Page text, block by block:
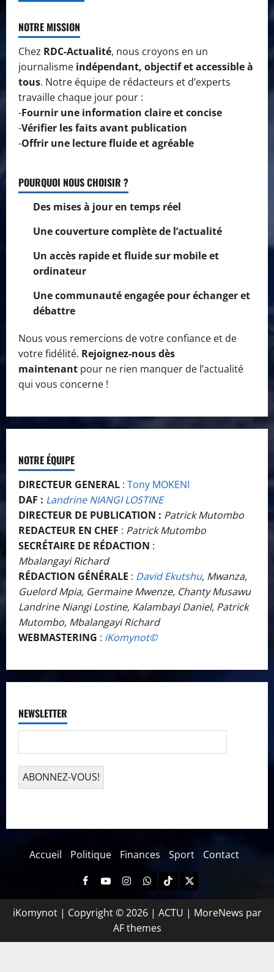
NOTRE MISSION
Chez RDC-Actualité, nous croyons en un
journalisme indépendant, objectif et accessible à
tous. Notre équipe de rédacteurs et d’experts
travaille chaque jour pour :
-Fournir une information claire et concise
-Vérifier les faits avant publication
-Offrir une lecture fluide et agréable
POURQUOI NOUS CHOISIR ?
Des mises à jour en temps réel
Une couverture complète de l’actualité
Un accès rapide et fluide sur mobile et
ordinateur
Une communauté engagée pour échanger et
débattre
Nous vous remercions de votre confiance et de
votre fidélité. Rejoignez-nous dès
maintenant pour ne rien manquer de l’actualité
qui vous concerne !
NOTRE ÉQUIPE
DIRECTEUR GENERAL : Tony MOKENI
DAF : Landrine NIANGI LOSTINE
DIRECTEUR DE PUBLICATION : Patrick Mutombo
REDACTEUR EN CHEF : Patrick Mutombo
SECRÉTAIRE DE RÉDACTION :
Mbalangayi Richard
RÉDACTION GÉNÉRALE : David Ekutshu, Mwanza,
Guelord Mpia, Germaine Mwenze, Chanty Musawu
Landrine Niangi Lostine, Kalambayi Daniel, Patrick
Mutombo, Mbalangayi Richard
WEBMASTERING : iKomynot©️
NEWSLETTER
Accueil Politique Finances Sport Contact
iKomynot | Copyright © 2026 | ACTU | MoreNews par
AF themes